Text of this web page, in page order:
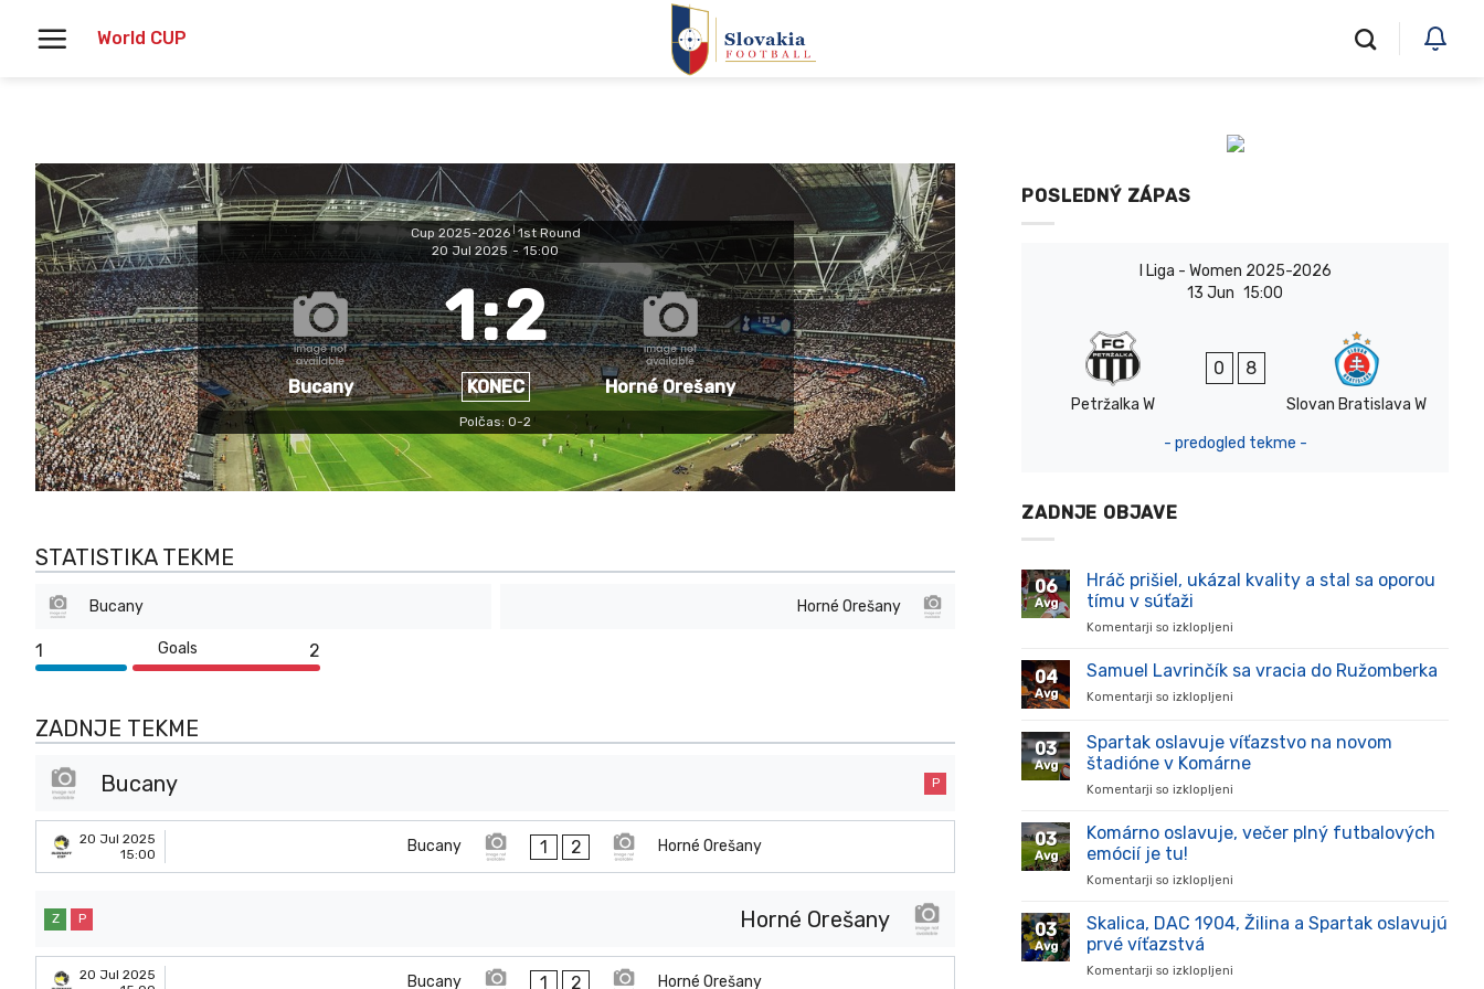
World CUP
Cup 2025-2026 1st Round
20 Jul 2025 - 15:00
Bucany
1:2
KONEC Horné Orešany
Polčas: 0-2
STATISTIKA TEKME
Bucany Horné Orešany
1 Goals 2
ZADNJE TEKME
Bucany P
20 Jul 2025
15:00
Bucany 1 2 Horné Orešany
Horné Orešany
Z P
20 Jul 2025
Bucany 1 2 Horné Orešany
POSLEDNÝ ZÁPAS
I Liga - Women 2025-2026
13 Jun 15:00
Petržalka W
0 8
Slovan Bratislava W
- predogled tekme -
ZADNJE OBJAVE
06
Avg
Hráč prišiel, ukázal kvality a stal sa oporou
tímu v súťaži
Komentarji so izklopljeni
prišiel,
stal
sa
súťaži
04
Avg
Samuel Lavrinčík sa vracia do Ružomberka
Komentarji so izklopljeni
Lavrinčík
vracia
03
Avg
Spartak oslavuje víťazstvo na novom
štadióne v Komárne
Komentarji so izklopljeni
oslavuje
v
03
Avg
Komárno oslavuje, večer plný futbalových
emócií je tu!
Komentarji so izklopljeni
oslavuje,
03
Avg
Skalica, DAC 1904, Žilina a Spartak oslavujú
prvé víťazstvá
Komentarji so izklopljeni